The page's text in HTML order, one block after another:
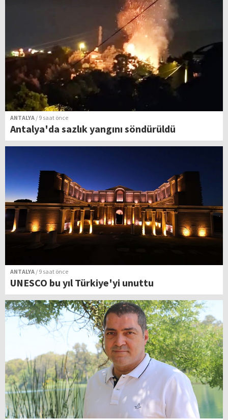
ANTALYA / 9 saat önce
Antalya'da sazlık yangını söndürüldü
ANTALYA / 9 saat önce
UNESCO bu yıl Türkiye'yi unuttu